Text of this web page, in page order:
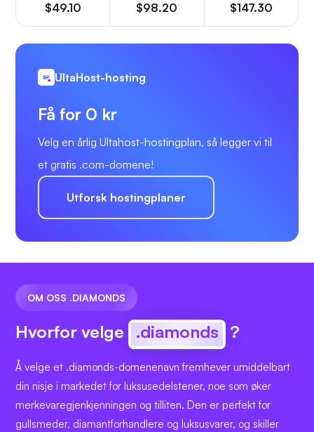
$49.10 $98.20 $147.30
UltaHost-hosting
Få for 0 kr
Velg en årlig Ultahost-hostingplan, så legger vi til
et gratis .com-domene!
Utforsk hostingplaner
OM OSS .DIAMONDS
Hvorfor velge .diamonds ?
Å velge et .diamonds-domenenavn fremhever umiddelbart
din nisje i markedet for luksusedelstener, noe som øker
merkevaregjenkjenningen og tilliten. Den er perfekt for
gullsmeder, diamantforhandlere og luksusvarer, og skiller